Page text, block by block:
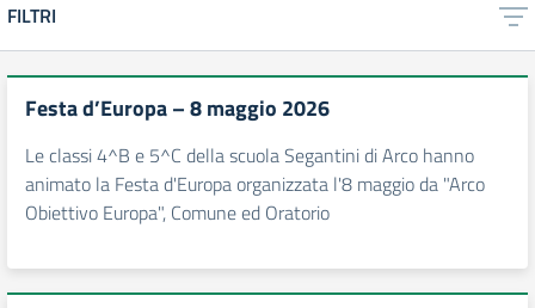
FILTRI
Festa d’Europa – 8 maggio 2026
Le classi 4^B e 5^C della scuola Segantini di Arco hanno
animato la Festa d'Europa organizzata l'8 maggio da "Arco
Obiettivo Europa", Comune ed Oratorio